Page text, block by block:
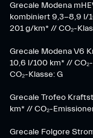
Grecale Modena
kombiniert 9,3-8,9 l/
201 g/km* // CO₂-
Grecale Modena V6
10,6 l/100 km* //
CO₂-Klasse: G
Grecale Trofeo
km* // CO₂-
Grecale Folgore